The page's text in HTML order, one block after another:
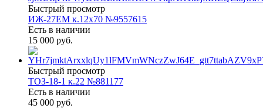
Быстрый просмотр
ИЖ-27ЕМ к.12х70 №9557615
Есть в наличии
15 000 руб.
Быстрый просмотр
ТОЗ-18-1 к.22 №881177
Есть в наличии
45 000 руб.